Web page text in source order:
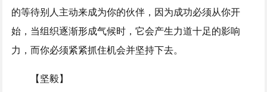
的等待别人主动来成为你的伙伴，因为成功必须从你开
始，当组织逐渐形成气候时，它会产生力道十足的影响
力，而你必须紧紧抓住机会并坚持下去。
【坚毅】